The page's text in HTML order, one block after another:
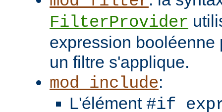
FilterProvider
expression booléenne
un filtre s'applique.
mod_include:
L'élément #if